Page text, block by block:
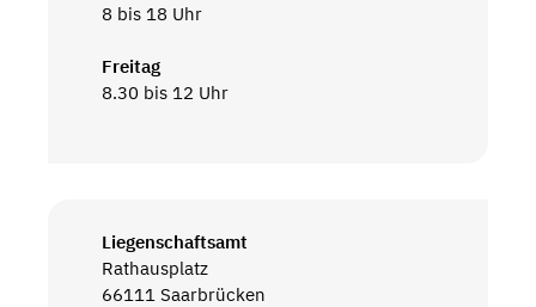
8 bis 18 Uhr
Freitag
8.30 bis 12 Uhr
Liegenschaftsamt
Rathausplatz
66111 Saarbrücken